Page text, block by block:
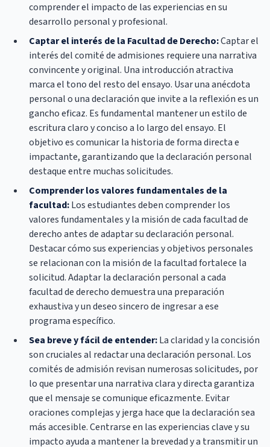
comprender el impacto de las experiencias en su
desarrollo personal y profesional.
Captar el interés de la Facultad de Derecho:Captar el
interés del comité de admisiones requiere una narrativa
convincente y original. Una introducción atractiva
marca el tono del resto del ensayo. Usar una anécdota
personal o una declaración que invite a la reflexión es un
gancho eficaz. Es fundamental mantener un estilo de
escritura claro y conciso a lo largo del ensayo. El
objetivo es comunicar la historia de forma directa e
impactante, garantizando que la declaración personal
destaque entre muchas solicitudes.
Comprender los valores fundamentales de la
facultad:Los estudiantes deben comprender los
valores fundamentales y la misión de cada facultad de
derecho antes de adaptar su declaración personal.
Destacar cómo sus experiencias y objetivos personales
se relacionan con la misión de la facultad fortalece la
solicitud. Adaptar la declaración personal a cada
facultad de derecho demuestra una preparación
exhaustiva y un deseo sincero de ingresar a ese
programa específico.
Sea breve y fácil de entender:La claridad y la concisión
son cruciales al redactar una declaración personal. Los
comités de admisión revisan numerosas solicitudes, por
lo que presentar una narrativa clara y directa garantiza
que el mensaje se comunique eficazmente. Evitar
oraciones complejas y jerga hace que la declaración sea
más accesible. Centrarse en las experiencias clave y su
impacto ayuda a mantener la brevedad y a transmitir un